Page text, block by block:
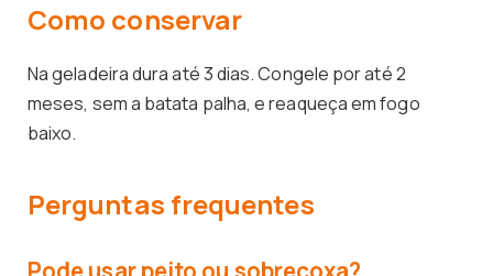
Como conservar
Na geladeira dura até 3 dias. Congele por até 2
meses, sem a batata palha, e reaqueça em fogo
baixo.
Perguntas frequentes